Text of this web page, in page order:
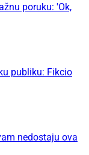
poruku: 'Ok,
publiku: Fikcio
nedostaju ova